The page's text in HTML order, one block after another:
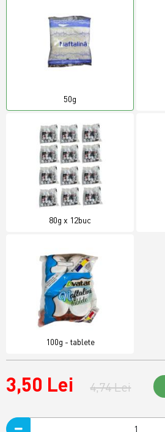
50g
80g x 12buc
100g - tablete
3,50 Lei 4,74 Lei